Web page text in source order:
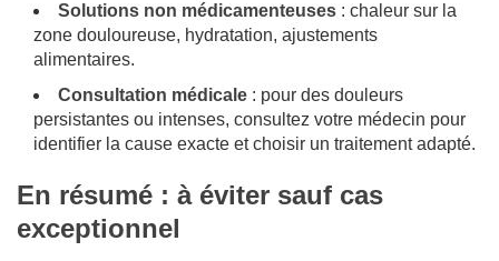
Solutions non médicamenteuses : chaleur sur la
zone douloureuse, hydratation, ajustements
alimentaires.
Consultation médicale : pour des douleurs
persistantes ou intenses, consultez votre médecin pour
identifier la cause exacte et choisir un traitement adapté.
En résumé : à éviter sauf cas
exceptionnel